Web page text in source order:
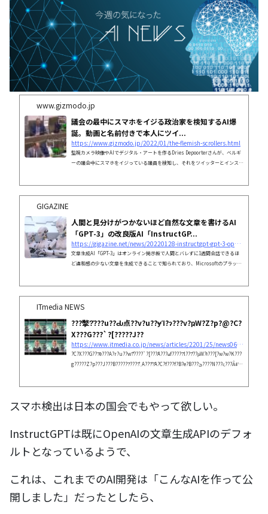
www.gizmodo.jp
議会の最中にスマホをイジる政治家を検知するAI爆
誕。動画と名前付きで本人にツイ...
https://www.gizmodo.jp/2022/01/the-flemish-scrollers.html
監視カメラ映像やAIでデジタル・アートを作るDries Depoorterさんが、ベルギ
ーの議会中にスマホをイジっている議員を検知し、それをツイッターとインスタ
GIGAZINE
人間と見分けがつかないほど自然な文章を書けるAI
「GPT-3」の改良版AI「InstructGP...
https://gigazine.net/news/20220128-instructgpt-gpt-3-openai/
文章生成AI「GPT-3」はオンライン掲示板で人間とバレずに1週間会話できるほ
ど違和感の少ない文章を生成できることで知られており、Microsoftのプラット
つ文章生成精度も向上させた文章生成AI「InstructGPT」の一般提供が2022年1
ITmedia NEWS
???撆?̊???u??Ԃ点??v?u??ɏΊ?ɂ???v?ҏW?Z?p?@?C?
X???G???`?[?????J??
https://www.itmedia.co.jp/news/articles/2201/25/news063.html
?C?X???G???̃e???A?r?u??w?̌????`?[???́A???ʉf?????̐l???̊??ҏW?ł???[?w?w?K???
g?????Z?p???J???B??????̓????̂܂܁A???̊?̃A?C?f???f?B?e?B???ێ????N???ς???Ȃǂ̕ҏ
スマホ検出は日本の国会でもやって欲しい。
InstructGPTは既にOpenAIの文章生成APIのデフォ
ルトとなっているようで、
これは、これまでのAI開発は「こんなAIを作って公
開しました」だったとしたら、